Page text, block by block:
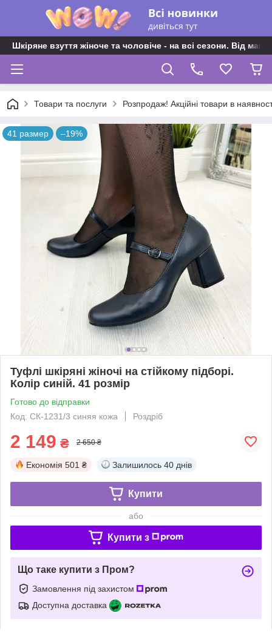
Шкіряне взуття жіноче та чоловіче - на всі сезони. Від
Товари та послуги Розпродаж! Акційні товари в
41 размер –19%
Туфлі шкіряні жіночі на стійкому підборі.
Колір синій. 41 розмір
Готово до відправки
Код: СК-1231/3 синяя кожа
Роздріб
2 149 ₴ 2 650 ₴
Економія 501 ₴ Залишилось 40 днів
Купити
або
Купити з
Що таке купити з Пром?
Замовлення під захистом
Доступна доставка